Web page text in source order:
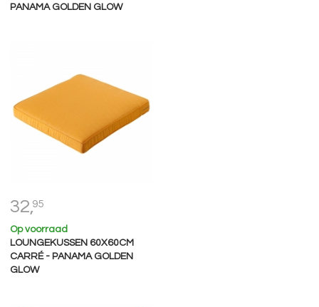
PANAMA GOLDEN GLOW
32,95
Op voorraad
LOUNGEKUSSEN 60X60CM
CARRÉ - PANAMA GOLDEN
GLOW